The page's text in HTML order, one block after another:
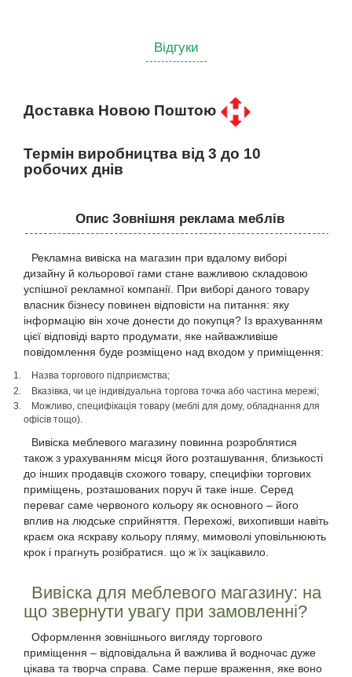
Відгуки
Доставка Новою Поштою
Термін виробництва від 3 до 10
робочих днів
Опис Зовнішня реклама меблів
Рекламна вивіска на магазин при вдалому виборі
дизайну й кольорової гами стане важливою складовою
успішної рекламної компанії. При виборі даного товару
власник бізнесу повинен відповісти на питання: яку
інформацію він хоче донести до покупця? Із врахуванням
цієї відповіді варто продумати, яке найважливіше
повідомлення буде розміщено над входом у приміщення:
Назва торгового підприємства;
Вказівка, чи це індивідуальна торгова точка або частина мережі;
Можливо, специфікація товару (меблі для дому, обладнання для
офісів тощо).
Вивіска меблевого магазину повинна розроблятися
також з урахуванням місця його розташування, близькості
до інших продавців схожого товару, специфіки торгових
приміщень, розташованих поруч й таке інше. Серед
переваг саме червоного кольору як основного – його
вплив на людське сприйняття. Перехожі, вихопивши навіть
краєм ока яскраву кольору пляму, мимоволі уповільнюють
крок і прагнуть розібратися. що ж їх зацікавило.
Вивіска для меблевого магазину: на
що звернути увагу при замовленні?
Оформлення зовнішнього вигляду торгового
приміщення – відповідальна й важлива й водночас дуже
цікава та творча справа. Саме перше враження, яке воно